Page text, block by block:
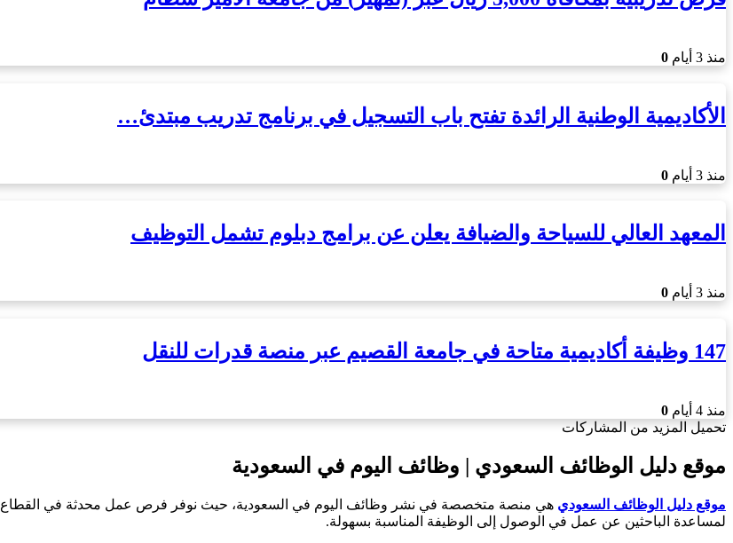
منذ 3 أيام 0
الأكاديمية الوطنية الرائدة تفتح باب التسجيل في برنامج تدريب مبتدئ…
منذ 3 أيام 0
المعهد العالي للسياحة والضيافة يعلن عن برامج دبلوم تشمل التوظيف
منذ 3 أيام 0
147 وظيفة أكاديمية متاحة في جامعة القصيم عبر منصة قدرات للنقل
منذ 4 أيام
0
تحميل المزيد من المشاركات
موقع دليل الوظائف السعودي | وظائف اليوم في السعودية
موقع دليل الوظائف السعودي هي منصة متخصصة في نشر وظائف اليوم في السعودية، حيث نوفر فرص عمل محدثة في القطاع
لمساعدة الباحثين عن عمل في الوصول إلى الوظيفة المناسبة بسهولة.